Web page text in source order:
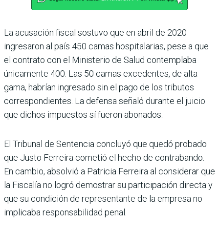
La acusación fiscal sostuvo que en abril de 2020
ingresa­ron al país 450 camas hospi­talarias, pese a que
el contrato con el Ministerio de Salud contemplaba
únicamente 400. Las 50 camas exceden­tes, de alta
gama, habrían ingresado sin el pago de los tributos
correspondientes. La defensa señaló durante el juicio
que dichos impuestos sí fueron abonados.
El Tribunal de Sentencia concluyó que quedó probado
que Justo Ferreira cometió el hecho de contrabando.
En cambio, absolvió a Patricia Ferreira al considerar que
la Fiscalía no logró demostrar su participación directa y
que su condición de representante de la empresa no
implicaba responsabilidad penal.